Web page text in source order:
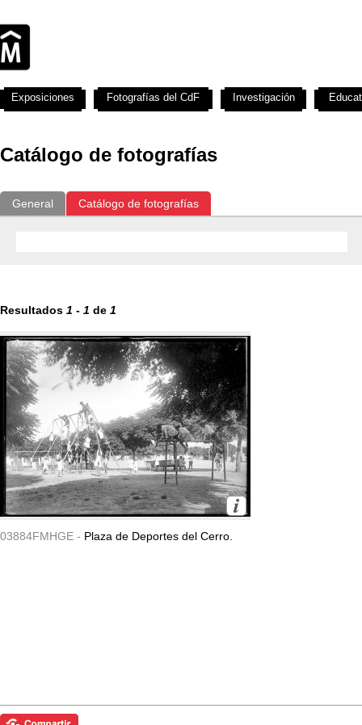
Catálogo de fotografías
General Catálogo de fotografías
Resultados 1 - 1 de 1
03884FMHGE - Plaza de Deportes del Cerro.
Exposiciones Fotografías del CdF Investigación